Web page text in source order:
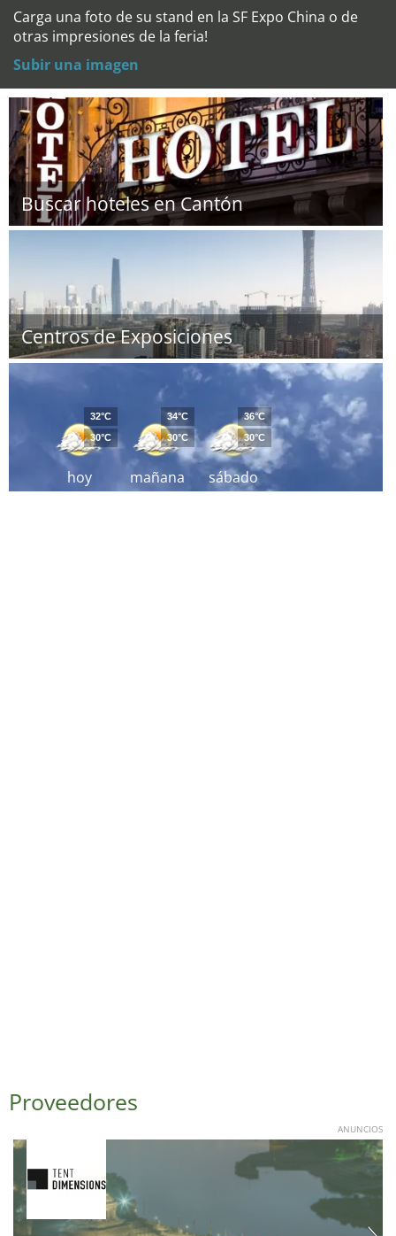
Carga una foto de su stand en la SF Expo China o de
otras impresiones de la feria!
Subir una imagen
Buscar hoteles en Cantón
Centros de Exposiciones
hoy
32°C
30°C
mañana
34°C
30°C
sábado
36°C
30°C
Proveedores
ANUNCIOS